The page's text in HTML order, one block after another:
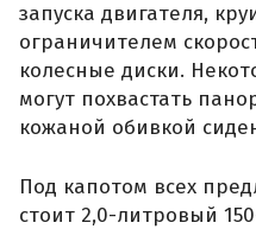
запуска двигателя,
ограничителем
колесные диски.
могут похвастать
кожаной обивкой
Под капотом всех
стоит 2,0-литровый